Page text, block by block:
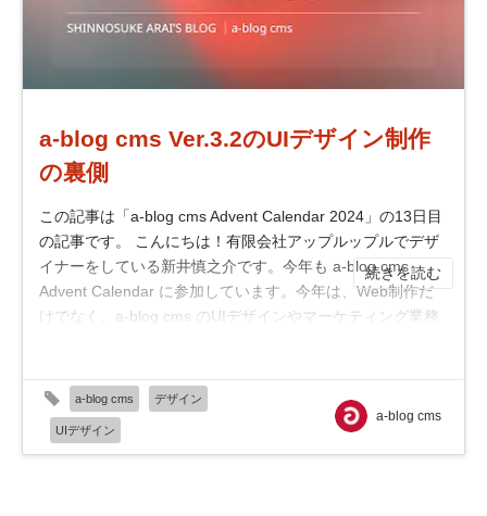
a-blog cms Ver.3.2のUIデザイン制作
の裏側
この記事は「a-blog cms Advent Calendar 2024」の13日目
の記事です。 こんにちは！有限会社アップルップルでデザ
イナーをしている新井慎之介です。今年も a-blog cms
Advent Calendar に参加しています。今年は、Web制作だ
けでなく、a-blog cms のUIデザインやマーケティング業務
続きを読む
a-blog cms デザイン
UIデザイン
a-blog cms